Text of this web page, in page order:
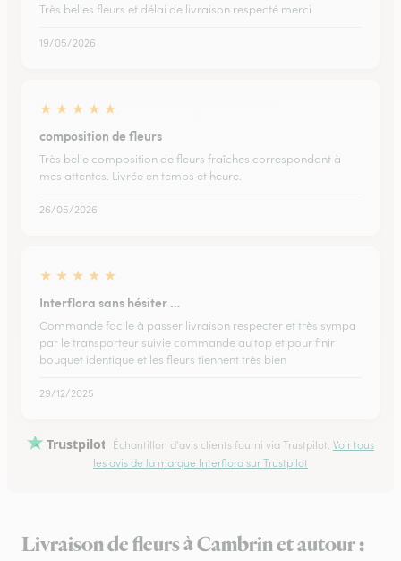
Très belles fleurs et délai de livraison respecté merci
19/05/2026
★ ★ ★ ★ ★
composition de fleurs
Très belle composition de fleurs fraîches correspondant à
mes attentes. Livrée en temps et heure.
26/05/2026
★ ★ ★ ★ ★
Interflora sans hésiter …
Commande facile à passer livraison respecter et très sympa
par le transporteur suivie commande au top et pour finir
bouquet identique et les fleurs tiennent très bien
29/12/2025
Trustpilot Échantillon d'avis clients fourni via Trustpilot. Voir tous
les avis de la marque Interflora sur Trustpilot
Livraison de fleurs à Cambrin et autour :